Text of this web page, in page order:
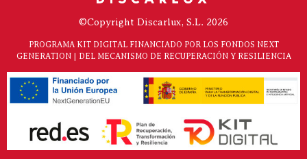
©Copyright Discarlux, S.L. 2026
PROGRAMA KIT DIGITAL FINANCIADO POR LOS FONDOS NEXT
GENERATION | DEL MECANISMO DE RECUPERACIÓN Y RESILIENCIA